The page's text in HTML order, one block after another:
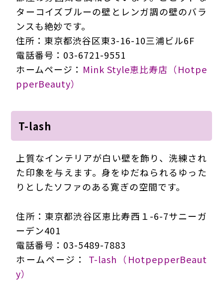
ターコイズブルーの壁とレンガ調の壁のバラ
ンスも絶妙です。
住所：東京都渋谷区東3-16-10三浦ビル6F
電話番号：03-6721-9551
ホームページ： Mink Style恵比寿店（Hotpe
pperBeauty）
T-lash
上質なインテリアが白い壁を飾り、洗練され
た印象を与えます。身をゆだねられるゆった
りとしたソファのある寛ぎの空間です。
住所：東京都渋谷区恵比寿西１-6-7サニーガ
ーデン401
電話番号：03-5489-7883
ホームページ：
T-lash（HotpepperBeaut
y）